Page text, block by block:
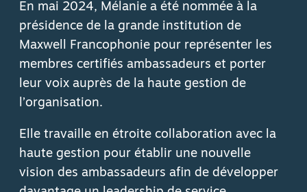
En mai 2024, Mélanie a été nommée à la
présidence de la grande institution de
Maxwell Francophonie pour représenter les
membres certifiés ambassadeurs et porter
leur voix auprès de la haute gestion de
l’organisation.
Elle travaille en étroite collaboration avec la
haute gestion pour établir une nouvelle
vision des ambassadeurs afin de développer